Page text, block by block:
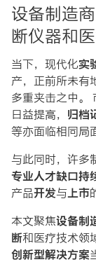
设备制造
断仪器和
当下，现代化实
产，正前所未有
多重夹击之中。
日益提高， 归档
等亦面临相同局
与此同时，许多
专业人才缺口持
产品开发与上市
本文聚焦设备制
断和医疗技术领
创新型解决方案